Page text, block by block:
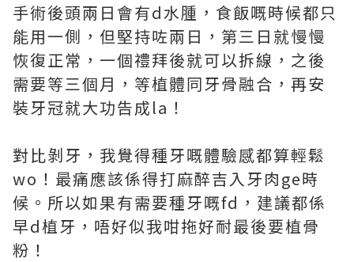
手術後頭兩日會有d水腫，食飯嘅時候都只
能用一側，但堅持咗兩日，第三日就慢慢
恢復正常，一個禮拜後就可以拆線，之後
需要等三個月，等植體同牙骨融合，再安
裝牙冠就大功告成la！
對比剝牙，我覺得種牙嘅體驗感都算輕鬆
wo！最痛應該係得打麻醉吉入牙肉ge時
候。所以如果有需要種牙嘅fd，建議都係
早d植牙，唔好似我咁拖好耐最後要植骨
粉！